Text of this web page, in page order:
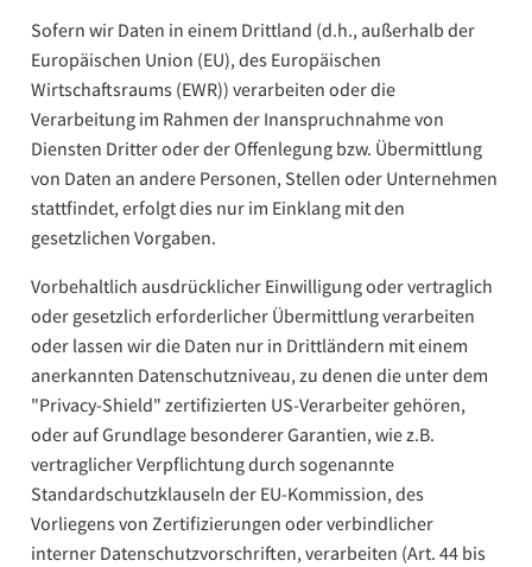
Sofern wir Daten in einem Drittland (d.h., außerhalb der
Europäischen Union (EU), des Europäischen
Wirtschaftsraums (EWR)) verarbeiten oder die
Verarbeitung im Rahmen der Inanspruchnahme von
Diensten Dritter oder der Offenlegung bzw. Übermittlung
von Daten an andere Personen, Stellen oder Unternehmen
stattfindet, erfolgt dies nur im Einklang mit den
gesetzlichen Vorgaben.
Vorbehaltlich ausdrücklicher Einwilligung oder vertraglich
oder gesetzlich erforderlicher Übermittlung verarbeiten
oder lassen wir die Daten nur in Drittländern mit einem
anerkannten Datenschutzniveau, zu denen die unter dem
"Privacy-Shield" zertifizierten US-Verarbeiter gehören,
oder auf Grundlage besonderer Garantien, wie z.B.
vertraglicher Verpflichtung durch sogenannte
Standardschutzklauseln der EU-Kommission, des
Vorliegens von Zertifizierungen oder verbindlicher
interner Datenschutzvorschriften, verarbeiten (Art. 44 bis